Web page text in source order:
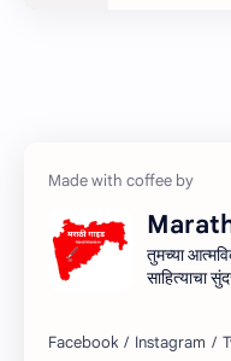
तुमच्या
साहित्याचा
साहित्याच्या